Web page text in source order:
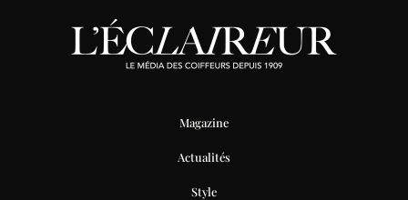
Magazine
Actualités
Style